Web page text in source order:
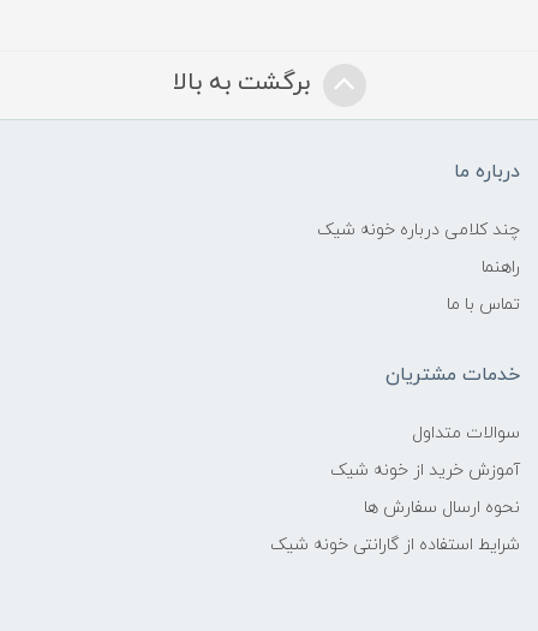
برگشت به بالا
درباره ما
چند کلامی درباره خونه شیک
راهنما
تماس با ما
خدمات مشتریان
سوالات متداول
آموزش خرید از خونه شیک
نحوه ارسال سفارش ها
شرایط استفاده از گارانتی خونه شیک